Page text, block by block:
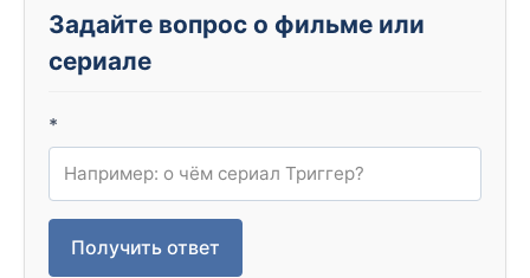
Задайте вопрос о фильме или
сериале
*
Получить ответ